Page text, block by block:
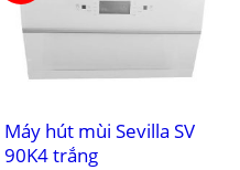
Máy hút mùi Sevilla SV
90K4 trắng